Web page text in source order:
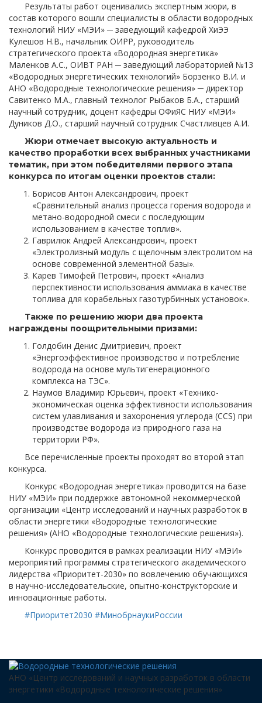
Результаты работ оценивались экспертным жюри, в
состав которого вошли специалисты в области водородных
технологий НИУ «МЭИ» ─ заведующий кафедрой ХиЭЭ
Кулешов Н.В., начальник ОИРР, руководитель
стратегического проекта «Водородная энергетика»
Маленков А.С., ОИВТ РАН ─ заведующий лабораторией №13
«Водородных энергетических технологий» Борзенко В.И. и
АНО «Водородные технологические решения» ─ директор
Савитенко М.А., главный технолог Рыбаков Б.А., старший
научный сотрудник, доцент кафедры ОФиЯС НИУ «МЭИ»
Дуников Д.О., старший научный сотрудник Счастливцев А.И.
Жюри отмечает высокую актуальность и
качество проработки всех выбранных участниками
тематик, при этом победителями первого этапа
конкурса по итогам оценки проектов стали:
Борисов Антон Александрович, проект
«Сравнительный анализ процесса горения водорода и
метано-водородной смеси с последующим
использованием в качестве топлив».
Гаврилюк Андрей Александрович, проект
«Электролизный модуль с щелочным электролитом на
основе современной элементной базы».
Карев Тимофей Петрович, проект «Анализ
перспективности использования аммиака в качестве
топлива для корабельных газотурбинных установок».
Также по решению жюри два проекта
награждены поощрительными призами:
Голдобин Денис Дмитриевич, проект
«Энергоэффективное производство и потребление
водорода на основе мультигенерационного
комплекса на ТЭС».
Наумов Владимир Юрьевич, проект «Технико-
экономическая оценка эффективности использования
систем улавливания и захоронения углерода (CCS) при
производстве водорода из природного газа на
территории РФ».
Все перечисленные проекты проходят во второй этап
конкурса.
Конкурс «Водородная энергетика» проводится на базе
НИУ «МЭИ» при поддержке автономной некоммерческой
организации «Центр исследований и научных разработок в
области энергетики «Водородные технологические
решения» (АНО «Водородные технологические решения»).
Конкурс проводится в рамках реализации НИУ «МЭИ»
мероприятий программы стратегического академического
лидерства «Приоритет-2030» по вовлечению обучающихся
в научно-исследовательские, опытно-конструкторские и
инновационные работы.
#Приоритет2030 #МинобрнаукиРоссии
АНО «Центр исследований и научных разработок в области
энергетики «Водородные технологические решения»